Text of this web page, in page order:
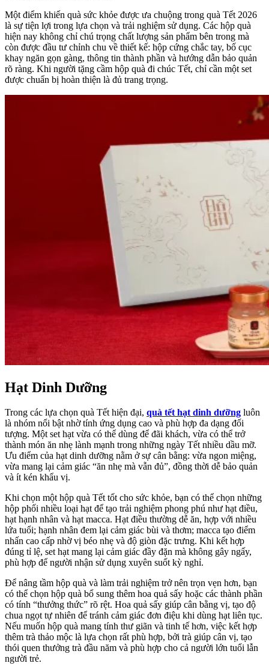
Một điểm khiến quà sức khỏe được ưa chuộng trong quà Tết 2026
là sự tiện lợi trong lựa chọn và trải nghiệm sử dụng. Các hộp quà
hiện nay không chỉ chú trọng chất lượng sản phẩm bên trong mà
còn được đầu tư chỉnh chu về thiết kế: hộp cứng chắc tay, bố cục
khay ngăn gọn gàng, thông tin thành phần và hướng dẫn bảo quản
rõ ràng. Khi người tặng cầm hộp quà đi chúc Tết, chỉ cần một set
được chuẩn bị hoàn thiện là đủ trang trọng.
Hạt Dinh Dưỡng
Trong các lựa chọn quà Tết hiện đại, quà tết hạt dinh dưỡng luôn
là nhóm nổi bật nhờ tính ứng dụng cao và phù hợp đa dạng đối
tượng. Một set hạt vừa có thể dùng để đãi khách, vừa có thể trở
thành món ăn nhẹ lành mạnh trong những ngày Tết nhiều dầu mỡ.
Ưu điểm của hạt dinh dưỡng nằm ở sự cân bằng: vừa ngon miệng,
vừa mang lại cảm giác “ăn nhẹ mà vẫn đủ”, đồng thời dễ bảo quản
và ít kén khẩu vị.
Khi chọn một hộp quà Tết tốt cho sức khỏe, bạn có thể chọn những
hộp phối nhiều loại hạt để tạo trải nghiệm phong phú như hạt điều,
hạt hạnh nhân và hạt macca. Hạt điều thường dễ ăn, hợp với nhiều
lứa tuổi; hạnh nhân đem lại cảm giác bùi và thơm; macca tạo điểm
nhấn cao cấp nhờ vị béo nhẹ và độ giòn đặc trưng. Khi kết hợp
đúng tỉ lệ, set hạt mang lại cảm giác đầy đặn mà không gây ngấy,
phù hợp để người nhận sử dụng xuyên suốt kỳ nghỉ.
Để nâng tầm hộp quà và làm trải nghiệm trở nên trọn vẹn hơn, bạn
có thể chọn hộp quà bổ sung thêm hoa quả sấy hoặc các thành phần
có tính “thưởng thức” rõ rệt. Hoa quả sấy giúp cân bằng vị, tạo độ
chua ngọt tự nhiên để tránh cảm giác đơn điệu khi dùng hạt liên tục.
Nếu muốn hộp quà mang tính thư giãn và tinh tế hơn, việc kết hợp
thêm trà thảo mộc là lựa chọn rất phù hợp, bởi trà giúp cân vị, tạo
thói quen thưởng trà đầu năm và phù hợp cho cả người lớn tuổi lẫn
người trẻ.